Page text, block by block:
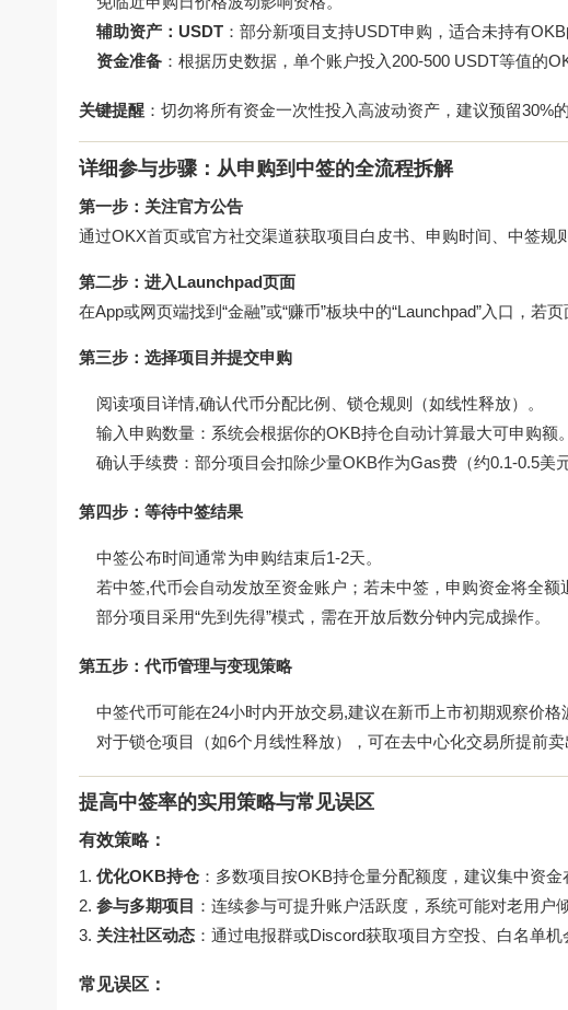
辅助资产：USDT ：部分新项目支持USDT申购，适合未持有OKB
资金准备 ：根据历史数据，单个账户投入200-500 USDT等值的
关键提醒 ：切勿将所有资金一次性投入高波动资产，建议预留30%
详细参与步骤：从申购到中签的全流程拆解
第一步：关注官方公告
通过OKX首页或官方社交渠道获取项目白皮书、申购时间、中签规
第二步：进入Launchpad页面
在App或网页端找到“金融”或“赚币”板块中的“Launchpad”入口，若
第三步：选择项目并提交申购
阅读项目详情,确认代币分配比例、锁仓规则（如线性释放）。
输入申购数量：系统会根据你的OKB持仓自动计算最大可申购额。
确认手续费：部分项目会扣除少量OKB作为Gas费（约0.1-0.5美元
第四步：等待中签结果
中签公布时间通常为申购结束后1-2天。
若中签,代币会自动发放至资金账户；若未中签，申购资金将全额
部分项目采用“先到先得”模式，需在开放后数分钟内完成操作。
第五步：代币管理与变现策略
中签代币可能在24小时内开放交易,建议在新币上市初期观察价格
对于锁仓项目（如6个月线性释放），可在去中心化交易所提前卖
提高中签率的实用策略与常见误区
有效策略：
优化OKB持仓 ：多数项目按OKB持仓量分配额度，建议集中资金
参与多期项目 ：连续参与可提升账户活跃度，系统可能对老用户倾
关注社区动态 ：通过电报群或Discord获取项目方空投、白名单
常见误区：